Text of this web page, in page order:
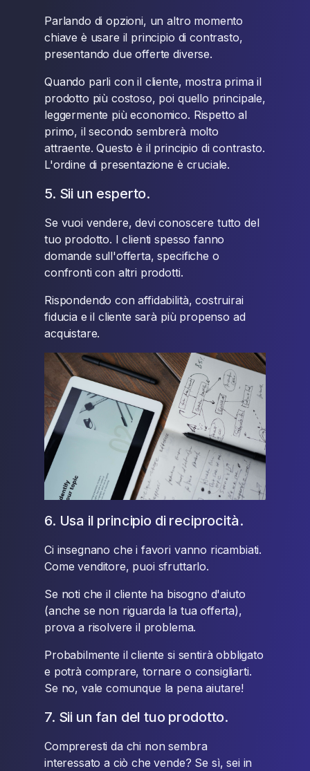
Parlando di opzioni, un altro momento
chiave è usare il principio di contrasto,
presentando due offerte diverse.
Quando parli con il cliente, mostra prima il
prodotto più costoso, poi quello principale,
leggermente più economico. Rispetto al
primo, il secondo sembrerà molto
attraente. Questo è il principio di contrasto.
L'ordine di presentazione è cruciale.
5. Sii un esperto.
Se vuoi vendere, devi conoscere tutto del
tuo prodotto. I clienti spesso fanno
domande sull'offerta, specifiche o
confronti con altri prodotti.
Rispondendo con affidabilità, costruirai
fiducia e il cliente sarà più propenso ad
acquistare.
6. Usa il principio di reciprocità.
Ci insegnano che i favori vanno ricambiati.
Come venditore, puoi sfruttarlo.
Se noti che il cliente ha bisogno d'aiuto
(anche se non riguarda la tua offerta),
prova a risolvere il problema.
Probabilmente il cliente si sentirà obbligato
e potrà comprare, tornare o consigliarti.
Se no, vale comunque la pena aiutare!
7. Sii un fan del tuo prodotto.
Compreresti da chi non sembra
interessato a ciò che vende? Se sì, sei in